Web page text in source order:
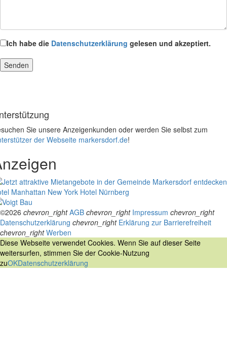
Ich habe die Datenschutzerklärung gelesen und akzeptiert.
Sie unsere Anzeigenkunden oder werden Sie selbst zum
der Webseite markersdorf.de!
Manhattan New York Hotel Nürnberg
©2026 chevron_right AGB chevron_right Impressum chevron_right
Datenschutzerklärung chevron_right Erklärung zur Barrierefreiheit
chevron_right Werben
Diese Webseite verwendet Cookies. Wenn Sie auf dieser Seite
weitersurfen, stimmen Sie der Cookie-Nutzung
zuOKDatenschutzerklärung